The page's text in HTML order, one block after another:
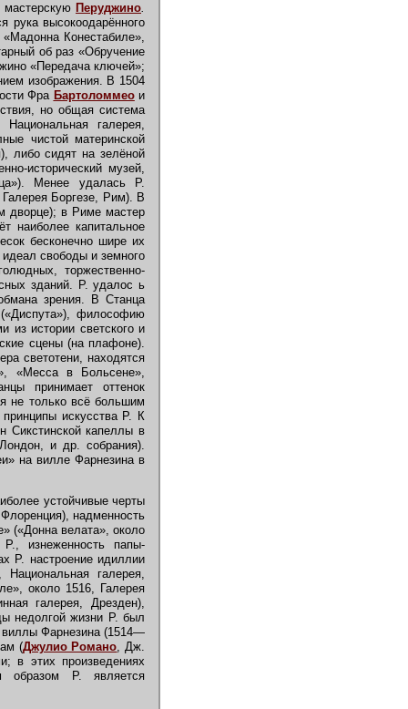
Перуджино.
рука высокоодарённого
Конестабиле»,
об раз «Обручение
«Передача ключей»;
изображения. В 1504
Фра Бартоломмеои
но общая система
галерея,
чистой материнской
либо сидят на зелёной
исторический музей,
Менее удалась Р.
Боргезе, Рим). В
дворце); в Риме мастер
наиболее капитальное
бесконечно шире их
свободы и земного
торжественно-
зданий. Р. удалос ь
зрения. В Станца
(«Диспута»), философию
истории светского и
сцены (на плафоне).
светотени, находятся
«Месса в Больсене»,
принимает оттенок
не только всё большим
искусства Р. К
Сикстинской капеллы в
и др. собрания).
на вилле Фарнезина в
устойчивые черты
надменность
(«Донна велата», около
изнеженность папы-
Р. настроение идиллии
галерея,
около 1516, Галерея
галерея, Дрезден),
недолгой жизни Р. был
виллы Фарнезина (1514—
(Джулио Романо, Дж.
в этих произведениях
образом Р. является